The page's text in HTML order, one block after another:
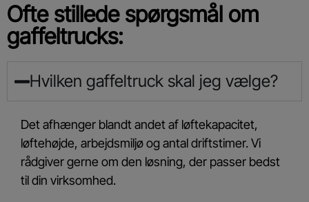
Ofte stillede spørgsmål om
gaffeltrucks:
Hvilken gaffeltruck skal jeg vælge?
Det afhænger blandt andet af løftekapacitet,
løftehøjde, arbejdsmiljø og antal driftstimer. Vi
rådgiver gerne om den løsning, der passer bedst
til din virksomhed.